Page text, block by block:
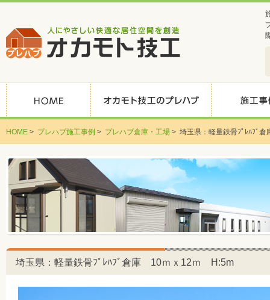
HOME > プレハブ施工事例 > プレハブ倉庫・工場 > 埼玉県：軽量鉄骨ﾌﾟﾚﾊﾌﾞ
埼玉県：軽量鉄骨ﾌﾟﾚﾊﾌﾞ倉庫 10ｍｘ12ｍ H:5m